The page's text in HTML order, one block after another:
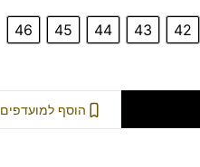
42
43
44
45
46
הוסף למועדפים